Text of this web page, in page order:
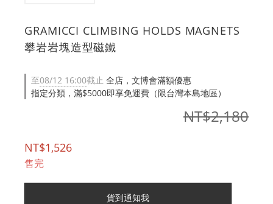
GRAMICCI CLIMBING HOLDS MAGNETS
攀岩岩塊造型磁鐵
至08/12 16:00截止 全店，文博會滿額優惠
指定分類，滿$5000即享免運費（限台灣本島地區）
NT$2,180
NT$1,526
售完
貨到通知我